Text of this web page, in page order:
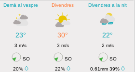
Demà al vespre Divendres Divendres a la nit
23° 30° 22°
3 m/s 3 m/s 2 m/s
SO SO
SO
20% 22%
0.61mm 39%